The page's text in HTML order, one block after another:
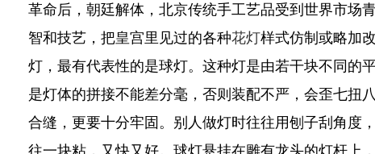
革命后，朝廷解体，北京传统手工艺品受到世界市场
智和技艺，把皇宫里见过的各种花灯样式仿制或略加
灯，最有代表性的是球灯。这种灯是由若干块不同的
是灯体的拼接不能差分毫，否则装配不严，会歪七扭
合缝，更要十分牢固。别人做灯时往往用刨子刮角度
往一块粘，又快又好。球灯悬挂在雕有龙头的灯杆上